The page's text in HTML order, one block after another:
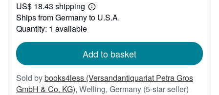
71.37
US$ 18.43 shipping
Learn
more
Ships from Germany to U.S.A.
Quantity: 1 available
Add to basket
Sold bybooks4less (Versandantiquariat Petra Gros
GmbH & Co. KG), Welling, Germany (5-star seller)